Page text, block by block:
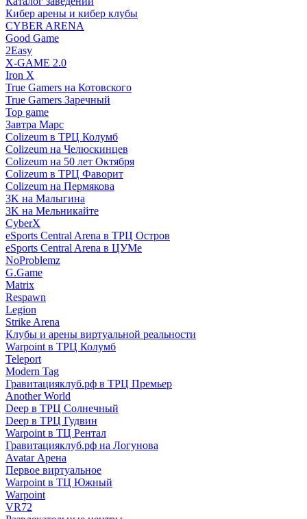
Кибер арены и кибер клубы
CYBER ARENA
Good Game
2Easy
X-GAME 2.0
Iron X
True Gamers на Котовского
True Gamers Заречный
Top game
Завтра Марс
Colizeum в ТРЦ Колумб
Colizeum на Челюскинцев
Colizeum на 50 лет Октября
Colizeum в ТРЦ Фаворит
Colizeum на Пермякова
3K на Малыгина
3K на Мельникайте
CyberX
eSports Central Arena в ТРЦ Остров
eSports Central Arena в ЦУМе
NoProblemz
G.Game
Matrix
Respawn
Legion
Strike Arena
Клубы и арены виртуальной реальности
Warpoint в ТРЦ Колумб
Teleport
Modern Tag
Гравитацияклуб.рф в ТРЦ Премьер
Another World
Deep в ТРЦ Солнечный
Deep в ТРЦ Гудвин
Warpoint в ТЦ Рентал
Гравитацияклуб.рф на Логунова
Avatar Арена
Первое виртуальное
Warpoint в ТЦ Южный
Warpoint
VR72